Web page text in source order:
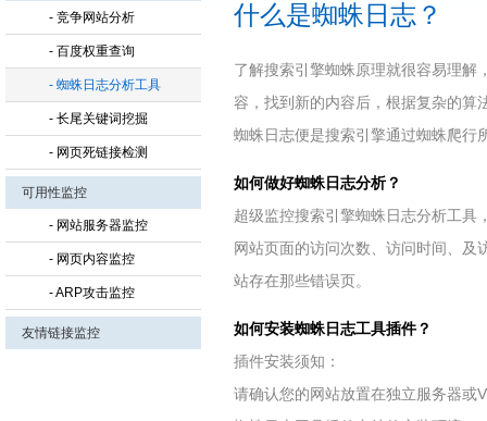
- 竞争网站分析
- 百度权重查询
- 蜘蛛日志分析工具
- 长尾关键词挖掘
- 网页死链接检测
可用性监控
- 网站服务器监控
- 网页内容监控
- ARP攻击监控
友情链接监控
什么是蜘蛛日志？
了解搜索引擎蜘蛛原理就很容易理解
容，找到新的内容后，根据复杂的算
蜘蛛日志便是搜索引擎通过蜘蛛爬行
如何做好蜘蛛日志分析？
超级监控搜索引擎蜘蛛日志分析工具
网站页面的访问次数、访问时间、
站存在那些错误页。
如何安装蜘蛛日志工具插件？
插件安装须知：
请确认您的网站放置在独立服务器或